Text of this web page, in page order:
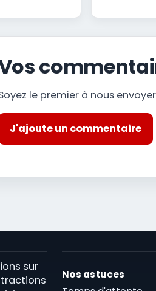
le premier à nous
J'ajoute un commentaire
sur
Nos astuces